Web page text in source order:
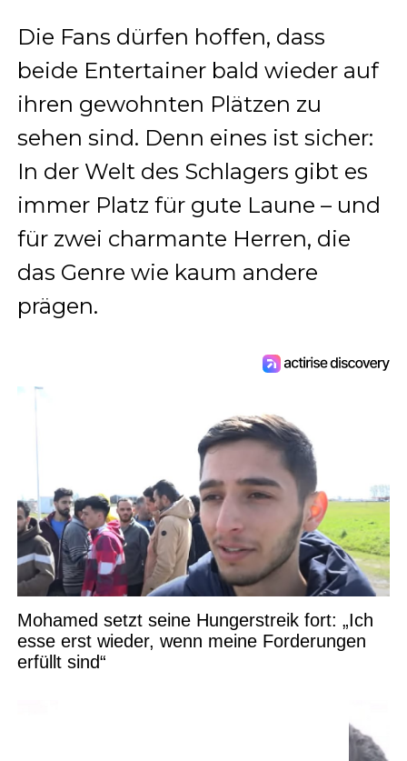
Die Fans dürfen hoffen, dass
beide Entertainer bald wieder auf
ihren gewohnten Plätzen zu
sehen sind. Denn eines ist sicher:
In der Welt des Schlagers gibt es
immer Platz für gute Laune – und
für zwei charmante Herren, die
das Genre wie kaum andere
prägen.
Mohamed setzt seine Hungerstreik fort: „Ich
esse erst wieder, wenn meine Forderungen
erfüllt sind“